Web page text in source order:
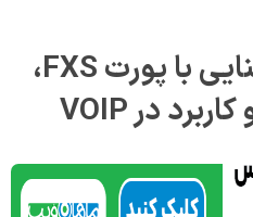
FXS چیست؟ آشنایی با پورت FXS،